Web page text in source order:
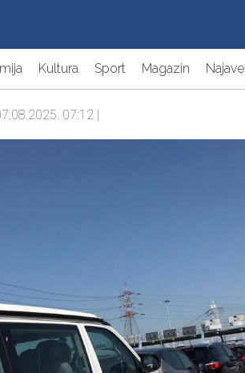
Kultura Sport Magazin Najave
07:12 |